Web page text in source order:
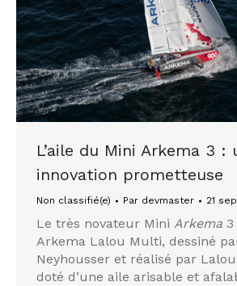
L’aile du Mini Arkema 3 :
innovation prometteuse
Non classifié(e) Par devmaster 21
Le très novateur Mini Arkema 3
Arkema Lalou Multi, dessiné
Neyhousser et réalisé par
doté d’une aile arisable et